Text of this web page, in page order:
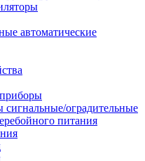
автоматические
оградительные
питания